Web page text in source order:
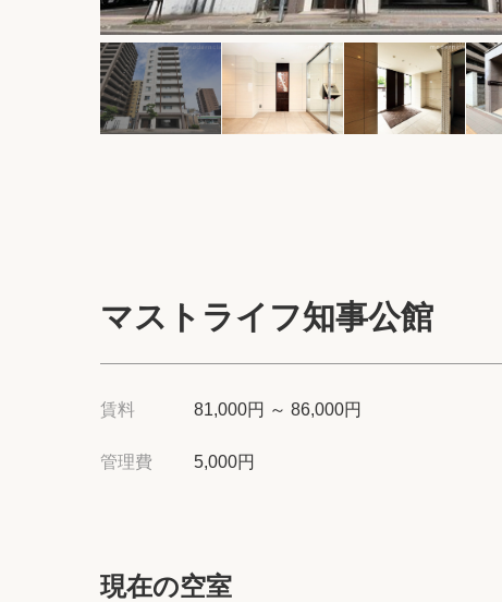
マストライフ知事公館
賃料 81,000円 ～ 86,000円
管理費 5,000円
現在の空室